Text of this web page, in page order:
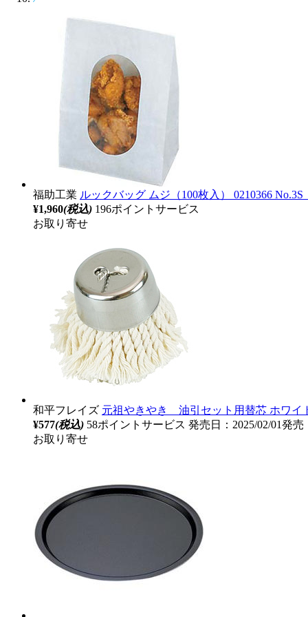
福助工業 ルックバッグ ムジ（100枚入） 0210366 No.3S
¥1,960(税込) 196ポイントサービス
お取り寄せ
和平フレイズ 元祖やきやき 油引セット用替芯 ホワイ
¥577(税込) 58ポイントサービス 発売日：2025/02/01発売
お取り寄せ